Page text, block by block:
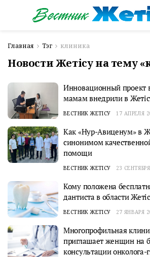
Главная Тэг клиника
Новости Жетісу на тему
Инновационный
мамам внедрили в
ВЕСТНИК ЖЕТІСУ 17 АПРЕЛЯ
Как «Нур-Авиценум» в
синонимом
помощи
ВЕСТНИК ЖЕТІСУ 23
Кому положена
дантиста в области
ВЕСТНИК ЖЕТІСУ 27 ЯНВАРЯ
Многопрофильная
приглашает женщин на
консультации онколога-